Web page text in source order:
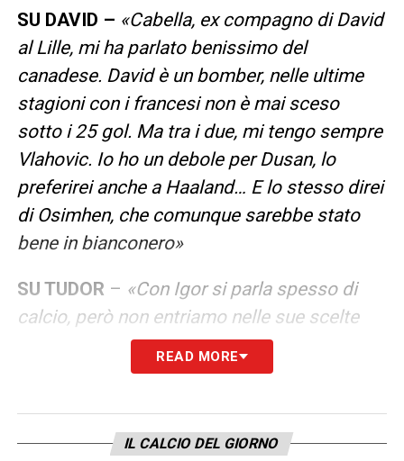
SU DAVID – «Cabella, ex compagno di David
al Lille, mi ha parlato benissimo del
canadese. David è un bomber, nelle ultime
stagioni con i francesi non è mai sceso
sotto i 25 gol. Ma tra i due, mi tengo sempre
Vlahovic. Io ho un debole per Dusan, lo
preferirei anche a Haaland… E lo stesso direi
di Osimhen, che comunque sarebbe stato
bene in bianconero»
SU TUDOR – «Con Igor si parla spesso di
calcio, però non entriamo nelle sue scelte
tecniche. Comunque ogni allenatore decide
per il bene della squadra, per vincere le
Kolo Muani non è un goleador, però le sue
READ MORE
IL CALCIO DEL GIORNO